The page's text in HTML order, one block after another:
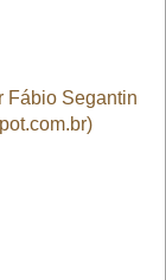
Fábio Segantin